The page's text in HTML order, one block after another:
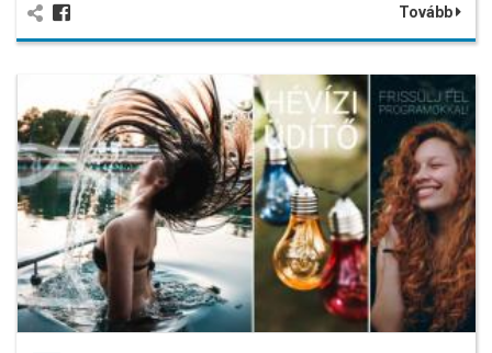
Tovább